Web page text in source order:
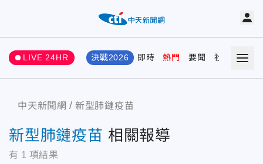
LIVE 24HR 決戰2026 即時 熱門 要聞 社會 娛樂
中天新聞網 新型肺鏈疫苗
新型肺鏈疫苗 相關報導
有 1 項結果